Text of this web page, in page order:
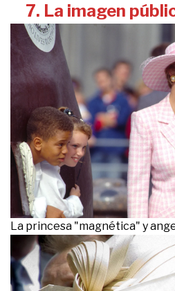
7. La imagen
La princesa "magnética" y